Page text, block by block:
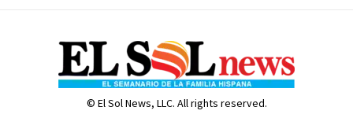
© El Sol News, LLC. All rights reserved.